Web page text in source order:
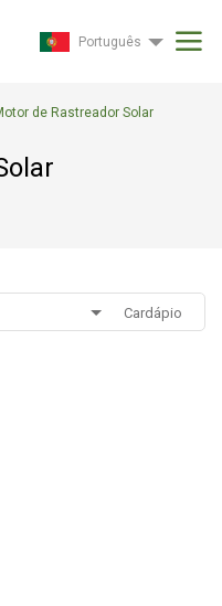
Português
de Rastreador Solar
Cardápio